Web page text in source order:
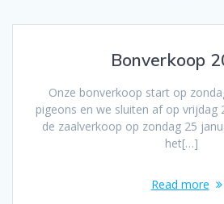
Bonverkoop
Onze bonverkoop start op
pigeons en we sluiten af op vrijdag
de zaalverkoop op zondag 25
het[…]
Read more